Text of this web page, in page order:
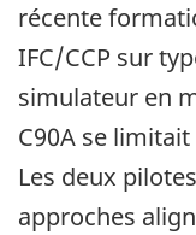
récente
IFC/CCP sur
simulateur en
C90A se
Les deux
approches